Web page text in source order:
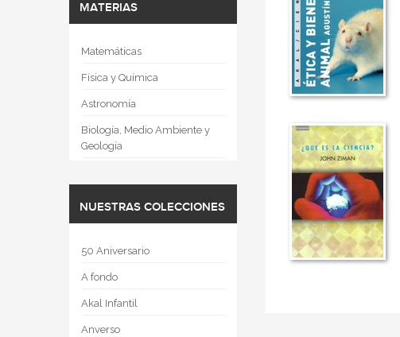
MATERIAS
Matemáticas
Física y Química
Astronomía
Biología, Medio Ambiente y
Geología
NUESTRAS COLECCIONES
50 Aniversario
A fondo
Akal Infantil
Anverso